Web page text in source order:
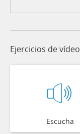
Ejercicios de vídeo
Escucha